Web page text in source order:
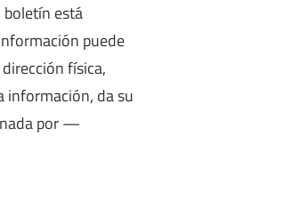
boletín está
puede
física,
información, da su
por —